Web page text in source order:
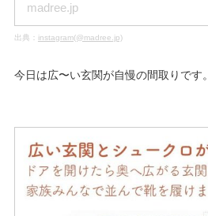
madree.jp
出典： instagram(@madree.jp)
今日は広〜い玄関が自慢の間取りです。